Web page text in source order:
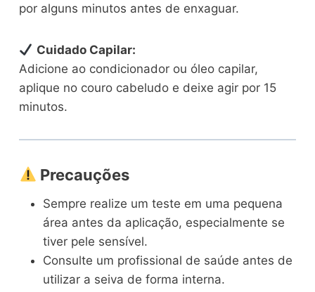
por alguns minutos antes de enxaguar.
Cuidado Capilar:
Adicione ao condicionador ou óleo capilar,
aplique no couro cabeludo e deixe agir por 15
minutos.
Precauções
Sempre realize um teste em uma pequena
área antes da aplicação, especialmente se
tiver pele sensível.
Consulte um profissional de saúde antes de
utilizar a seiva de forma interna.